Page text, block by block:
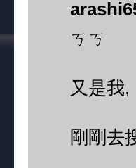
ㄎㄎ
又是我,
剛剛去